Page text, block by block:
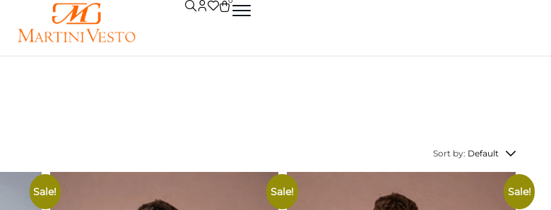
Sort by: Default
Sale! Sale! Sale!